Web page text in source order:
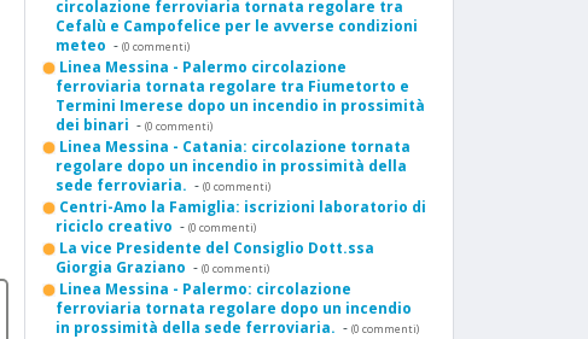
circolazione ferroviaria tornata regolare tra
Cefalù e Campofelice per le avverse condizioni
meteo - (0 commenti)
Linea Messina - Palermo circolazione
ferroviaria tornata regolare tra Fiumetorto e
Termini Imerese dopo un incendio in prossimità
dei binari - (0 commenti)
Linea Messina - Catania: circolazione tornata
regolare dopo un incendio in prossimità della
sede ferroviaria. - (0 commenti)
Centri-Amo la Famiglia: iscrizioni laboratorio di
riciclo creativo - (0 commenti)
La vice Presidente del Consiglio Dott.ssa
Giorgia Graziano - (0 commenti)
Linea Messina - Palermo: circolazione
ferroviaria tornata regolare dopo un incendio
in prossimità della sede ferroviaria. - (0 commenti)